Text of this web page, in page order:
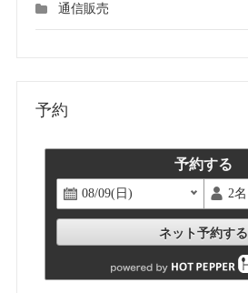
通信販売
予約
予約する
ネット予約する